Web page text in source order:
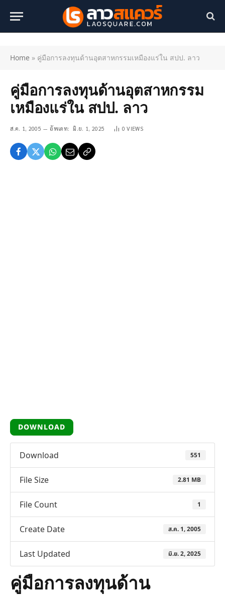
Home » คู่มือการลงทุนด้านอุตสาหกรรมเหมืองแร่ใน สปป. ลาว
คู่มือการลงทุนด้านอุตสาหกรรม
เหมืองแร่ใน สปป. ลาว
ส.ค. 1, 2005 อัพเดท: มิ.ย. 1, 2025 0VIEWS
DOWNLOAD
Download 551
File Size 2.81 MB
File Count 1
Create Date ส.ค. 1, 2005
Last Updated มิ.ย. 2, 2025
คู่มือการลงทุนด้าน